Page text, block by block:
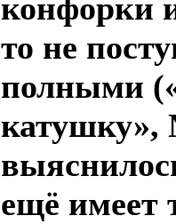
конфорки
то не
полными
катушку»,
ещё имеет